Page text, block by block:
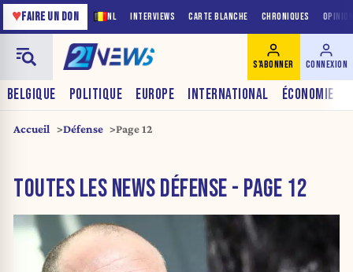
NL INTERVIEWS CARTE BLANCHE CHRONIQUES
♥FAIRE UN DON
BELGIQUE POLITIQUE EUROPE INTERNATIONAL ÉCONOMIE
S'ABONNER CONNEXION
Accueil Défense Page 12
TOUTES LES NEWS DÉFENSE - PAGE 12